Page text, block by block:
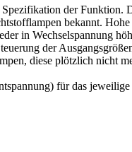
der Funktion.
bekannt. Hohe
in Wechselspannung
der
diese plötzlich nicht
für das